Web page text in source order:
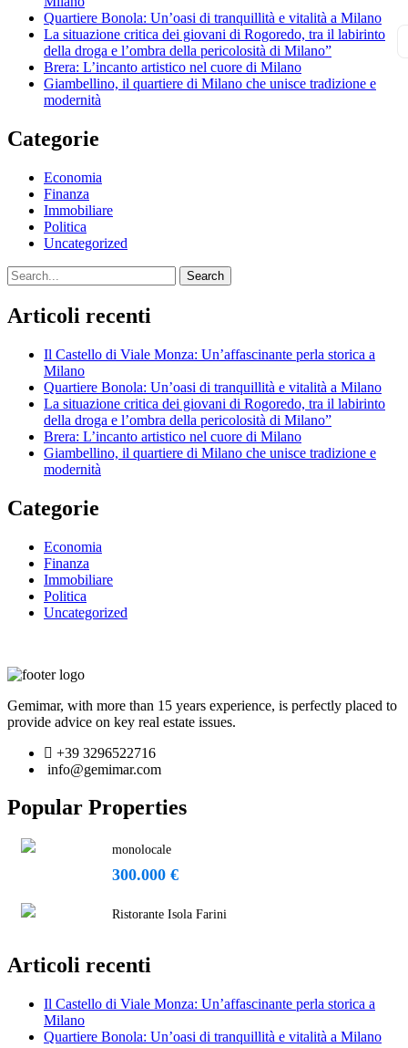
Quartiere Bonola: Un’oasi di tranquillità e vitalità a Milano
La situazione critica dei giovani di Rogoredo, tra il labirinto
della droga e l’ombra della pericolosità di Milano”
Brera: L’incanto artistico nel cuore di Milano
Giambellino, il quartiere di Milano che unisce tradizione e
modernità
Categorie
Economia
Finanza
Immobiliare
Politica
Uncategorized
Search
Articoli recenti
Il Castello di Viale Monza: Un’affascinante perla storica a
Milano
Quartiere Bonola: Un’oasi di tranquillità e vitalità a Milano
La situazione critica dei giovani di Rogoredo, tra il labirinto
della droga e l’ombra della pericolosità di Milano”
Brera: L’incanto artistico nel cuore di Milano
Giambellino, il quartiere di Milano che unisce tradizione e
modernità
Categorie
Economia
Finanza
Immobiliare
Politica
Uncategorized
Gemimar, with more than 15 years experience, is perfectly placed to
provide advice on key real estate issues.
+39 3296522716
info@gemimar.com
Popular Properties
monolocale
300.000 €
Ristorante Isola Farini
Articoli recenti
Il Castello di Viale Monza: Un’affascinante perla storica a
Milano
Quartiere Bonola: Un’oasi di tranquillità e vitalità a Milano